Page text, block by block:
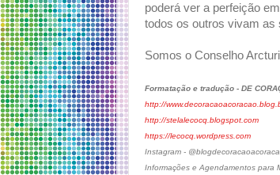
poderá ver a perfeição
todos os outros vivam as
Somos o Conselho
Formatação e tradução - DE
http://
http://stelalecocq.blogspot.com
https://lecocq.wordpress.com
Instagram -
Informações e Agendamentos para